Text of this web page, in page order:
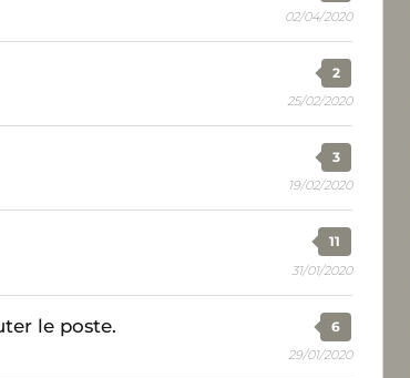
02/04/2020
2
25/02/2020
3
19/02/2020
11
31/01/2020
le poste. 6
29/01/2020